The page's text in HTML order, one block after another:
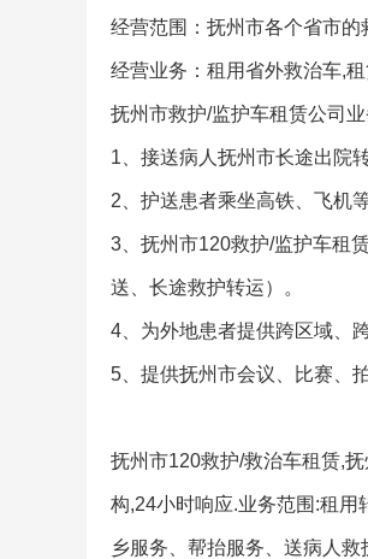
经营范围：抚州市各个省市的
经营业务：租用省外救治车,
抚州市救护/监护车租赁公司业
1、接送病人抚州市长途出院
2、护送患者乘坐高铁、飞机
3、抚州市120救护/监护车租
送、长途救护转运）。
4、为外地患者提供跨区域、
5、提供抚州市会议、比赛、
抚州市120救护/救治车租赁,
构,24小时响应.业务范围:租用
乡服务、帮抬服务、送病人救